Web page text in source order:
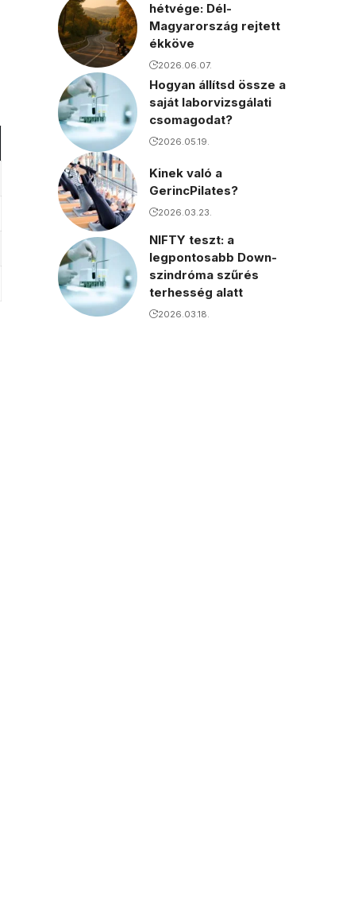
hétvége: Dél-
Magyarország rejtett
ékköve
2026.06.07.
Hogyan állítsd össze a
saját laborvizsgálati
csomagodat?
2026.05.19.
Kinek való a
GerincPilates?
2026.03.23.
NIFTY teszt: a
legpontosabb Down-
szindróma szűrés
terhesség alatt
2026.03.18.